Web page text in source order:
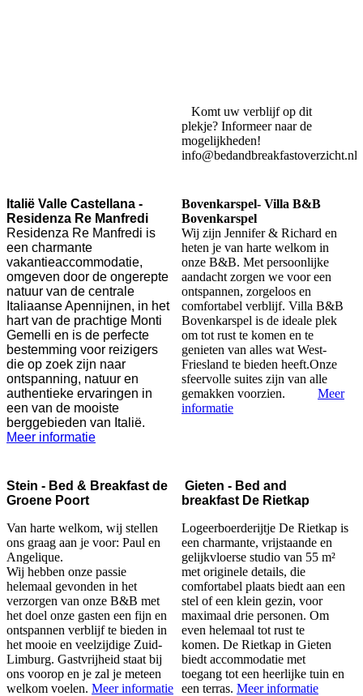
Komt uw verblijf op dit
plekje? Informeer naar de
mogelijkheden!
info@bedandbreakfastoverzicht.nl
Italië Valle Castellana -
Residenza Re Manfredi
Residenza Re Manfredi is
een charmante
vakantieaccommodatie,
omgeven door de ongerepte
natuur van de centrale
Italiaanse Apennijnen, in het
hart van de prachtige Monti
Gemelli en is de perfecte
bestemming voor reizigers
die op zoek zijn naar
ontspanning, natuur en
authentieke ervaringen in
een van de mooiste
berggebieden van Italië.
Meer informatie
Bovenkarspel- Villa B&B
Bovenkarspel
Wij zijn Jennifer & Richard en
heten je van harte welkom in
onze B&B. Met persoonlijke
aandacht zorgen we voor een
ontspannen, zorgeloos en
comfortabel verblijf. Villa B&B
Bovenkarspel is de ideale plek
om tot rust te komen en te
genieten van alles wat West-
Friesland te bieden heeft.Onze
sfeervolle suites zijn van alle
gemakken voorzien.
Meer
informatie
Stein - Bed & Breakfast de
Groene Poort
Van harte welkom, wij stellen
ons graag aan je voor: Paul en
Angelique.
Wij hebben onze passie
helemaal gevonden in het
verzorgen van onze B&B met
het doel onze gasten een fijn en
ontspannen verblijf te bieden in
het mooie en veelzijdige Zuid-
Limburg. Gastvrijheid staat bij
ons voorop en je zal je meteen
welkom voelen. Meer informatie
Gieten - Bed and
breakfast De Rietkap
Logeerboerderijtje De Rietkap is
een charmante, vrijstaande en
gelijkvloerse studio van 55 m²
met originele details, die
comfortabel plaats biedt aan een
stel of een klein gezin, voor
maximaal drie personen. Om
even helemaal tot rust te
komen. De Rietkap in Gieten
biedt accommodatie met
toegang tot een heerlijke tuin en
een terras. Meer informatie